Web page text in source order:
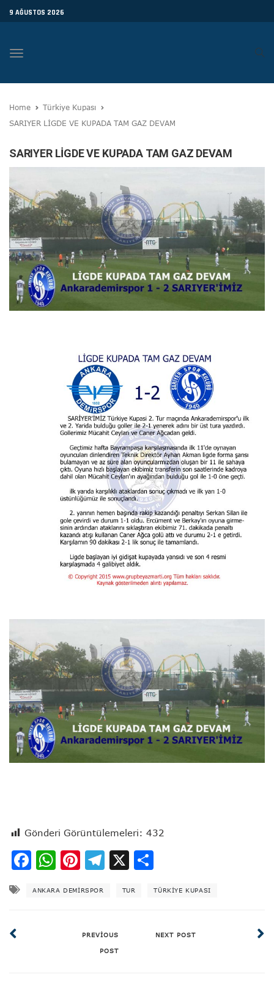
9 AĞUSTOS 2026
Toggle
Home
Türkiye Kupası
SARIYER LİGDE VE KUPADA TAM GAZ DEVAM
SARIYER LİGDE VE KUPADA TAM GAZ DEVAM
Gönderi Görüntülemeleri: 432
Facebook
WhatsApp
Pinterest
Telegram
X
ANKARA DEMIRSPOR TUR TÜRKIYE KUPASI
PREVIOUS
POST
NEXT POST